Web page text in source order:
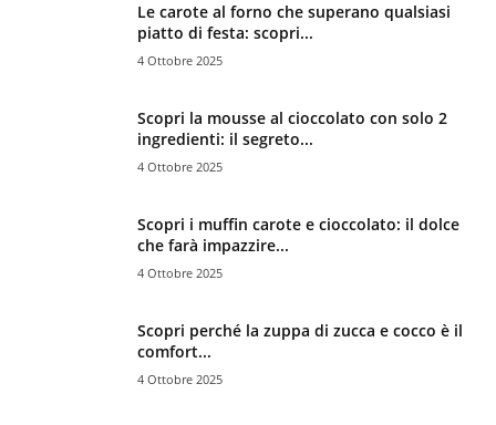
Le carote al forno che superano qualsiasi
piatto di festa: scopri...
4 Ottobre 2025
Scopri la mousse al cioccolato con solo 2
ingredienti: il segreto...
4 Ottobre 2025
Scopri i muffin carote e cioccolato: il dolce
che farà impazzire...
4 Ottobre 2025
Scopri perché la zuppa di zucca e cocco è il
comfort...
4 Ottobre 2025